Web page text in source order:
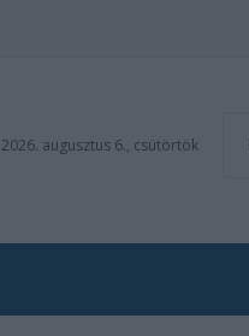
2026. augusztus 6., csütörtök